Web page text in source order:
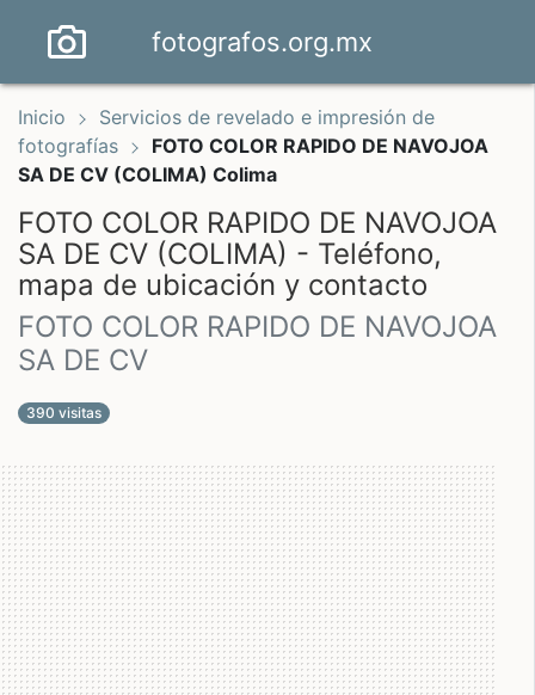
fotografos.org.mx
Inicio
Servicios de revelado e impresión de
fotografías
FOTO COLOR RAPIDO DE NAVOJOA
SA DE CV (COLIMA) Colima
FOTO COLOR RAPIDO DE NAVOJOA
SA DE CV (COLIMA) - Teléfono,
mapa de ubicación y contacto
FOTO COLOR RAPIDO DE NAVOJOA
SA DE CV
390 visitas